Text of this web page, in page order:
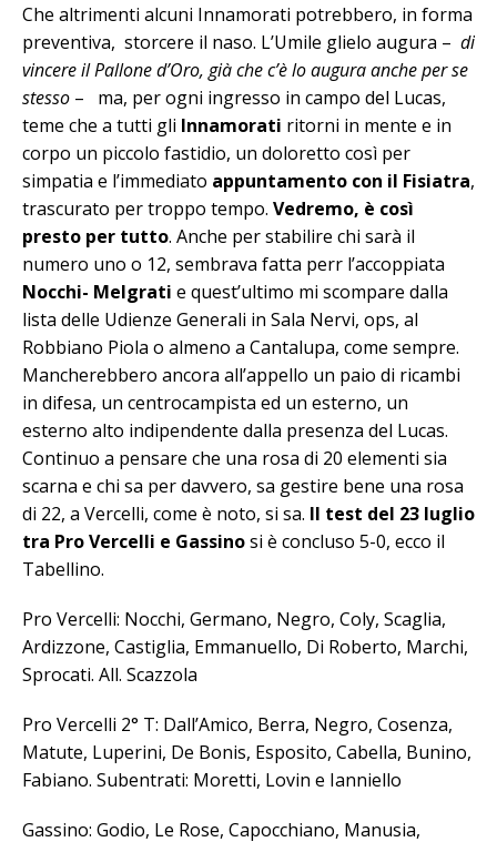
Che altrimenti alcuni Innamorati potrebbero, in forma
preventiva, storcere il naso. L’Umile glielo augura – di
vincere il Pallone d’Oro, già che c’è lo augura anche per se
stesso – ma, per ogni ingresso in campo del Lucas,
teme che a tutti gli Innamorati ritorni in mente e in
corpo un piccolo fastidio, un doloretto così per
simpatia e l’immediato appuntamento con il Fisiatra,
trascurato per troppo tempo. Vedremo, è così
presto per tutto. Anche per stabilire chi sarà il
numero uno o 12, sembrava fatta perr l’accoppiata
Nocchi- Melgrati e quest’ultimo mi scompare dalla
lista delle Udienze Generali in Sala Nervi, ops, al
Robbiano Piola o almeno a Cantalupa, come sempre.
Mancherebbero ancora all’appello un paio di ricambi
in difesa, un centrocampista ed un esterno, un
esterno alto indipendente dalla presenza del Lucas.
Continuo a pensare che una rosa di 20 elementi sia
scarna e chi sa per davvero, sa gestire bene una rosa
di 22, a Vercelli, come è noto, si sa. Il test del 23 luglio
tra Pro Vercelli e Gassinosi è concluso 5-0, ecco il
Tabellino.
Pro Vercelli: Nocchi, Germano, Negro, Coly, Scaglia,
Ardizzone, Castiglia, Emmanuello, Di Roberto, Marchi,
Sprocati. All. Scazzola
Pro Vercelli 2° T: Dall’Amico, Berra, Negro, Cosenza,
Matute, Luperini, De Bonis, Esposito, Cabella, Bunino,
Fabiano. Subentrati: Moretti, Lovin e Ianniello
Gassino: Godio, Le Rose, Capocchiano, Manusia,